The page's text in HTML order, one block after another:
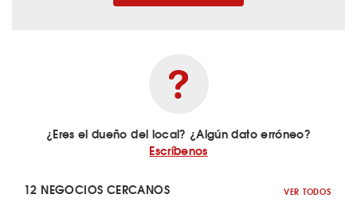
¿Eres el dueño del local? ¿Algún dato erróneo?
Escríbenos
12 NEGOCIOS CERCANOS VER TODOS